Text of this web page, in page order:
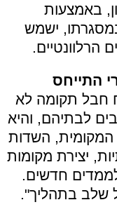
באמצעות
ישמש
הרלוונטיים.
התייחס
חבל תקומה לא
לבתיהם, והיא
המקומית, השדות
יצירת מקומות
חדשים.
שלב בתהליך".